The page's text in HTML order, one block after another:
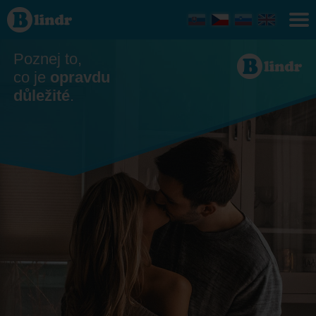
Seznamka
- Ona
hledá
Poznej to,
co je opravdu
důležité.